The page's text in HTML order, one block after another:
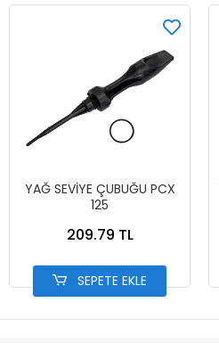
YAĞ SEVİYE ÇUBUĞU PCX
125
209.79 TL
SEPETE EKLE